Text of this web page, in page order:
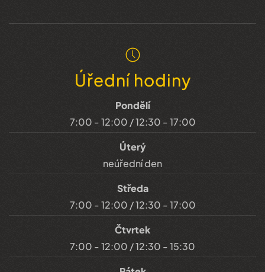
Úřední hodiny
Pondělí
7:00 - 12:00 / 12:30 - 17:00
Úterý
neúřední den
Středa
7:00 - 12:00 / 12:30 - 17:00
Čtvrtek
7:00 - 12:00 / 12:30 - 15:30